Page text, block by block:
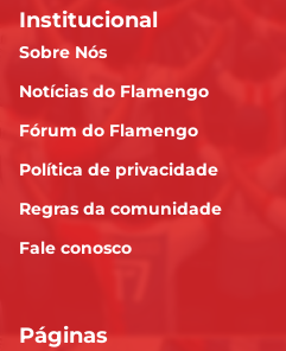
Institucional
Sobre Nós
Notícias do Flamengo
Fórum do Flamengo
Política de privacidade
Regras da comunidade
Fale conosco
Páginas